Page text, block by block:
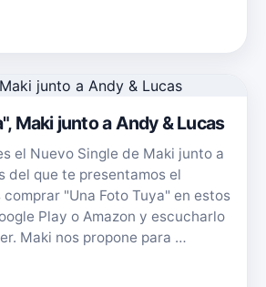
Maki junto a Andy & Lucas
el Nuevo Single de Maki junto a
del que te presentamos el
"Una Foto Tuya" en estos
Play o Amazon y escucharlo
Maki nos propone para …